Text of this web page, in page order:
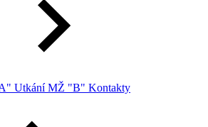
Utkání MŽ "B" Kontakty